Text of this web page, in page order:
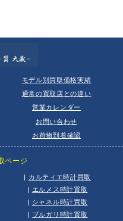
モデル別買取価格実績
通常の買取店との違い
営業カレンダー
お問い合わせ
お荷物到着確認
ページ
| カルティエ時計買取
| エルメス時計買取
シャネル時計買取
ブルガリ時計買取